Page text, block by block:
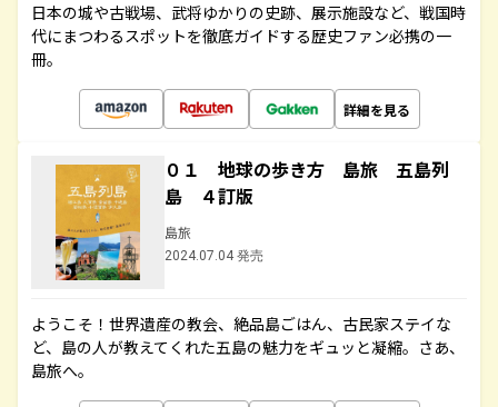
日本の城や古戦場、武将ゆかりの史跡、展示施設など、戦国時
代にまつわるスポットを徹底ガイドする歴史ファン必携の一
冊。
詳細を見る
０１ 地球の歩き方 島旅 五島列
島 ４訂版
島旅
2024.07.04 発売
ようこそ！世界遺産の教会、絶品島ごはん、古民家ステイな
ど、島の人が教えてくれた五島の魅力をギュッと凝縮。さあ、
島旅へ。